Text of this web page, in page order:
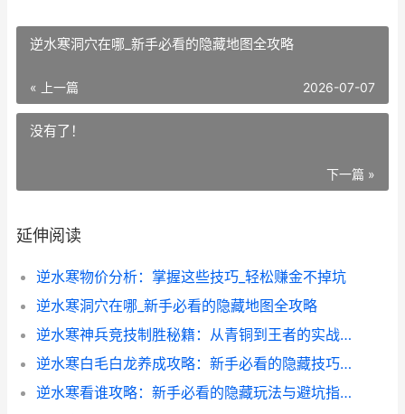
逆水寒洞穴在哪_新手必看的隐藏地图全攻略
« 上一篇 2026-07-07
没有了！
下一篇 »
延伸阅读
逆水寒物价分析：掌握这些技巧_轻松赚金不掉坑
逆水寒洞穴在哪_新手必看的隐藏地图全攻略
逆水寒神兵竞技制胜秘籍：从青铜到王者的实战技巧全解析
逆水寒白毛白龙养成攻略：新手必看的隐藏技巧全解析
逆水寒看谁攻略：新手必看的隐藏玩法与避坑指南